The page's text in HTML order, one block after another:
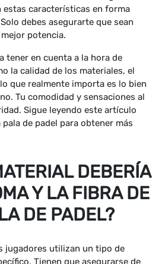
estas características en forma
debes asegurarte que sean
potencia.
tener en cuenta a la hora de
la calidad de los materiales, el
que realmente importa es lo bien
Tu comodidad y sensaciones al
Sigue leyendo este artículo
de padel para obtener más
DEBERÍA
Y LA FIBRA DE
DE PADEL?
jugadores utilizan un tipo de
Tienen que asegurarse de